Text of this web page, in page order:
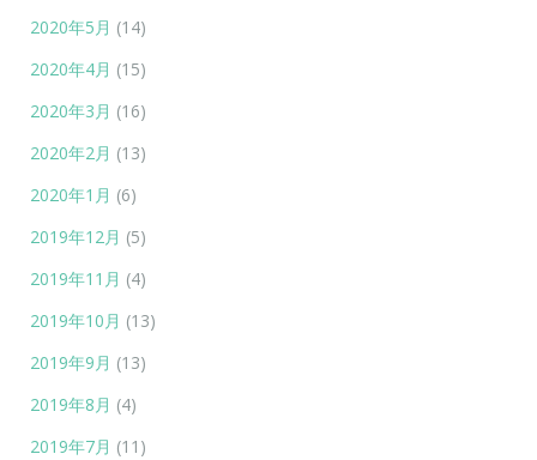
2020年5月 (14)
2020年4月 (15)
2020年3月 (16)
2020年2月 (13)
2020年1月 (6)
2019年12月 (5)
2019年11月 (4)
2019年10月 (13)
2019年9月 (13)
2019年8月 (4)
2019年7月 (11)